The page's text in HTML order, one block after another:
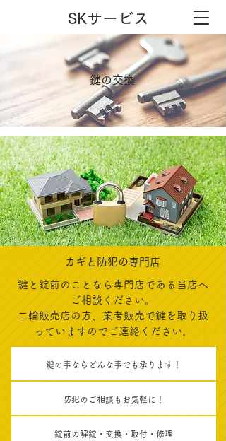
SKサービス
鍵の交換
カギと防犯の専門店
鍵と錠前のことなら専門店である当店へ
ご相談ください。
二輪販売店の方、業者販売で鍵を取り扱
っていますのでご連絡ください。
鍵の事ならどんな事でも承ります！
防犯のご相談もお気軽に！
錠前の解錠・交換・取付・修理